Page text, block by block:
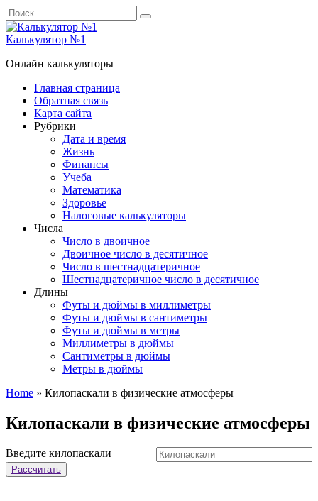
Перейти
к
содержанию
Search
for:
Калькулятор №1
Онлайн калькуляторы
Главная страница
Обратная связь
Карта сайта
Рубрики
Дата и время
Жизнь
Финансы
Учеба
Математика
Здоровье
Налоговые калькуляторы
Числа
Число в двоичное
Двоичное число в десятичное
Число в шестнадцатеричное
Шестнадцатеричное число в десятичное
Длины
Футы и дюймы в миллиметры
Футы и дюймы в сантиметры
Футы и дюймы в метры
Миллиметры в дюймы
Сантиметры в дюймы
Метры в дюймы
Home » Килопаскали в физические атмосферы
Килопаскали в физические атмосферы
Введите килопаскали
Рассчитать